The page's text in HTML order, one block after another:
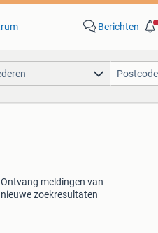
Berichten
Ontvang meldingen van
nieuwe zoekresultaten